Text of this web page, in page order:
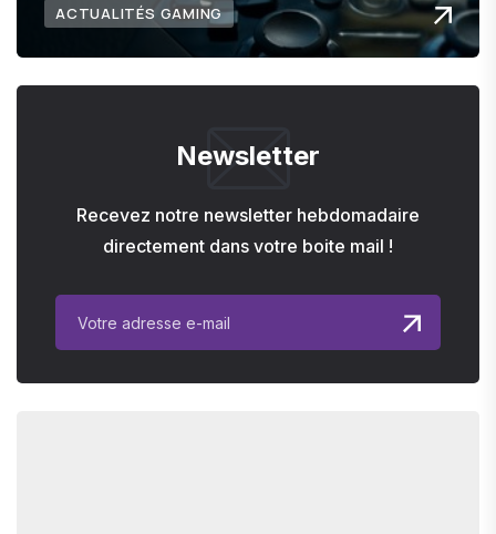
ACTUALITÉS GAMING
Newsletter
Recevez notre newsletter hebdomadaire
directement dans votre boite mail !